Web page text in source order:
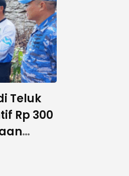
Teluk
Rp 300